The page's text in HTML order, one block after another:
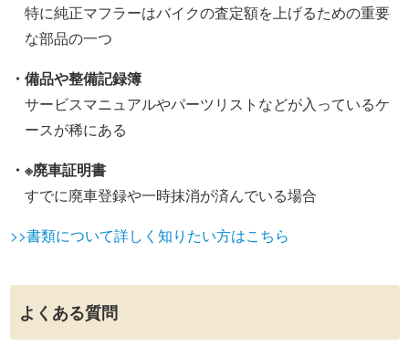
特に純正マフラーはバイクの査定額を上げるための重要
な部品の一つ
・備品や整備記録簿
サービスマニュアルやパーツリストなどが入っているケ
ースが稀にある
・※廃車証明書
すでに廃車登録や一時抹消が済んでいる場合
>>書類について詳しく知りたい方はこちら
よくある質問